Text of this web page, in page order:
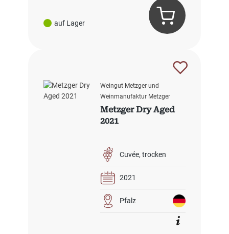
auf Lager
Weingut Metzger und
Weinmanufaktur Metzger
Metzger Dry Aged
2021
Cuvée trocken
2021
Pfalz